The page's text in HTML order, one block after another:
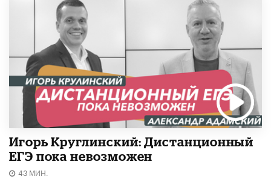
Игорь Круглинский: Дистанционный
ЕГЭ пока невозможен
43 МИН.